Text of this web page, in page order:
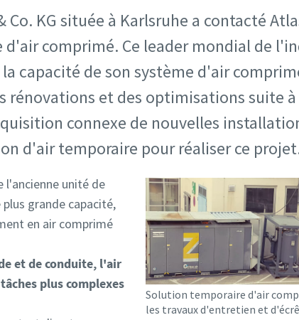
KG située à Karlsruhe a contacté
comprimé. Ce leader mondial de
capacité de son système d'air
et des optimisations suite à
connexe de nouvelles
d'air temporaire pour réaliser ce
Solution temporaire d'air
les travaux d'entretien et
l'ancienne unité de
grande capacité,
en air comprimé
et de conduite, l'air
plus complexes